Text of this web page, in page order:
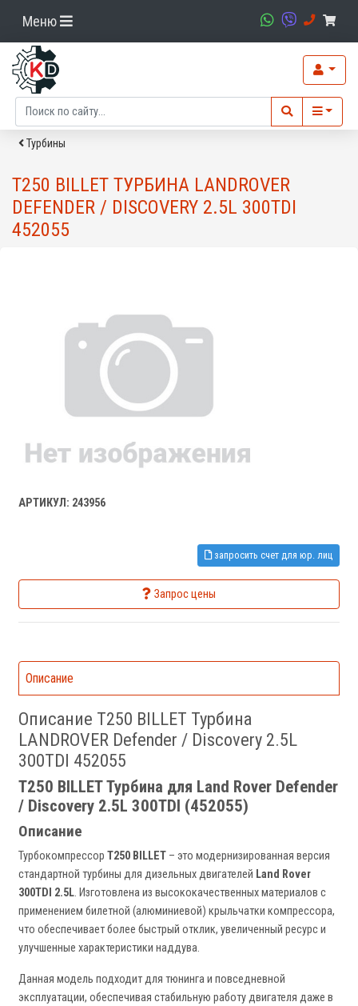
Меню
Турбины
T250 BILLET ТУРБИНА LANDROVER
DEFENDER / DISCOVERY 2.5L 300TDI
452055
АРТИКУЛ: 243956
запросить счет для юр. лиц
Запрос цены
Описание
Описание T250 BILLET Турбина
LANDROVER Defender / Discovery 2.5L
300TDI 452055
T250 BILLET Турбина для Land Rover Defender
/ Discovery 2.5L 300TDI (452055)
Описание
Турбокомпрессор T250 BILLET – это модернизированная версия
стандартной турбины для дизельных двигателей Land Rover
300TDI 2.5L. Изготовлена из высококачественных материалов с
применением билетной (алюминиевой) крыльчатки компрессора,
что обеспечивает более быстрый отклик, увеличенный ресурс и
улучшенные характеристики наддува.
Данная модель подходит для тюнинга и повседневной
эксплуатации, обеспечивая стабильную работу двигателя даже в